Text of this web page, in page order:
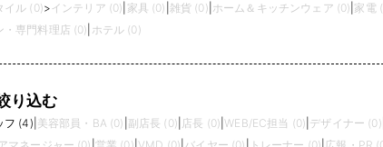
イル (0)> インテリア (0) 家具 (0) 雑貨 (0) ホーム＆キッチンウェア (0) 家電
・専門料理店 (0) ホテル (0)
り込む
フ (4) 美容部員・BA (0) 副店長 (0) 店長 (0) WEB/EC担当 (0) デザイナー (0)